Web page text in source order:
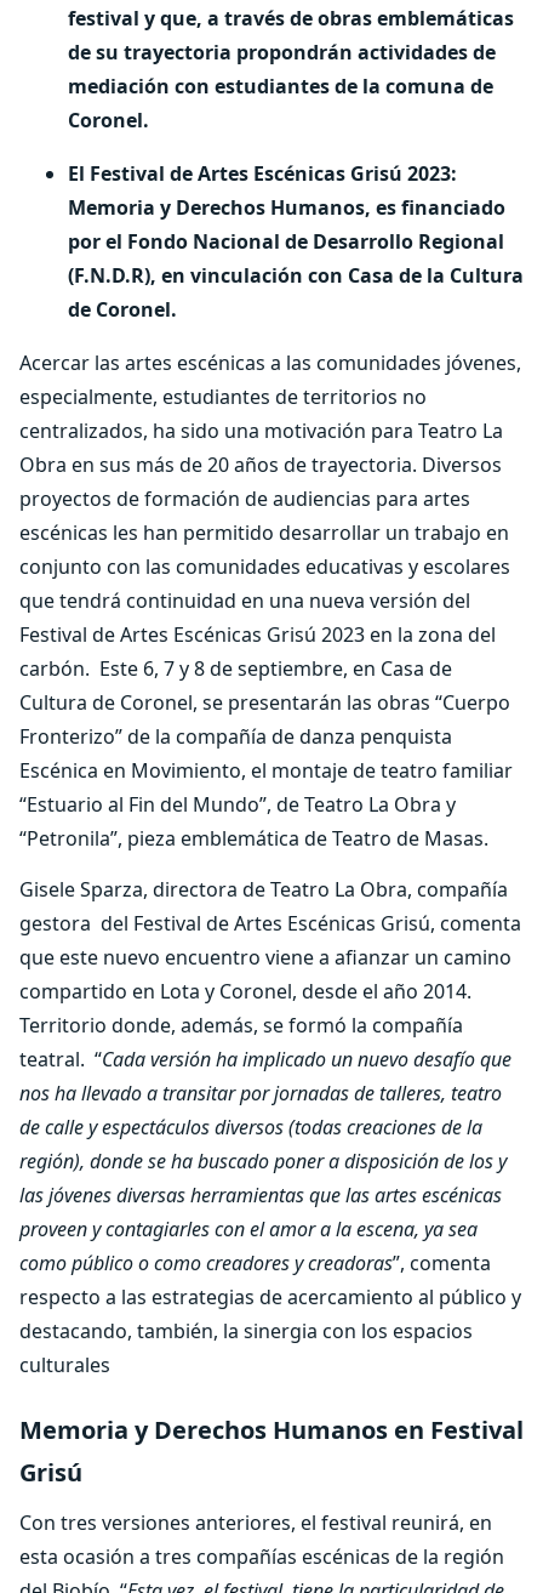
festival y que, a través de obras emblemáticas
de su trayectoria propondrán actividades de
mediación con estudiantes de la comuna de
Coronel.
El Festival de Artes Escénicas Grisú 2023:
Memoria y Derechos Humanos, es financiado
por el Fondo Nacional de Desarrollo Regional
(F.N.D.R), en vinculación con Casa de la Cultura
de Coronel.
Acercar las artes escénicas a las comunidades jóvenes,
especialmente, estudiantes de territorios no
centralizados, ha sido una motivación para Teatro La
Obra en sus más de 20 años de trayectoria. Diversos
proyectos de formación de audiencias para artes
escénicas les han permitido desarrollar un trabajo en
conjunto con las comunidades educativas y escolares
que tendrá continuidad en una nueva versión del
Festival de Artes Escénicas Grisú 2023 en la zona del
carbón. Este 6, 7 y 8 de septiembre, en Casa de
Cultura de Coronel, se presentarán las obras “Cuerpo
Fronterizo” de la compañía de danza penquista
Escénica en Movimiento, el montaje de teatro familiar
“Estuario al Fin del Mundo”, de Teatro La Obra y
“Petronila”, pieza emblemática de Teatro de Masas.
Gisele Sparza, directora de Teatro La Obra, compañía
gestora del Festival de Artes Escénicas Grisú, comenta
que este nuevo encuentro viene a afianzar un camino
compartido en Lota y Coronel, desde el año 2014.
Territorio donde, además, se formó la compañía
teatral. “Cada versión ha implicado un nuevo desafío que
nos ha llevado a transitar por jornadas de talleres, teatro
de calle y espectáculos diversos (todas creaciones de la
región), donde se ha buscado poner a disposición de los y
las jóvenes diversas herramientas que las artes escénicas
proveen y contagiarles con el amor a la escena, ya sea
como público o como creadores y creadoras”, comenta
respecto a las estrategias de acercamiento al público y
destacando, también, la sinergia con los espacios
culturales
Memoria y Derechos Humanos en Festival
Grisú
Con tres versiones anteriores, el festival reunirá, en
esta ocasión a tres compañías escénicas de la región